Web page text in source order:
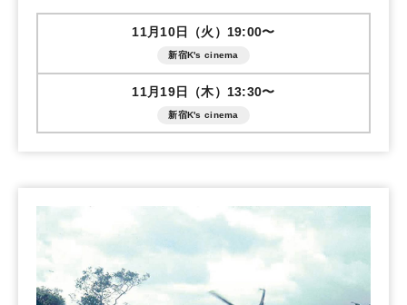
11月10日（火）19:00〜
新宿K's cinema
11月19日（木）13:30〜
新宿K's cinema